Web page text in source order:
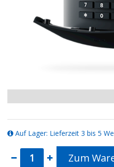
Auf Lager: Lieferzeit 3 bis 5
Zum